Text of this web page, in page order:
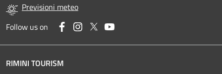
Previsioni meteo
Follow us on
FacebookInstagram
Twitter
RIMINI TOURISM